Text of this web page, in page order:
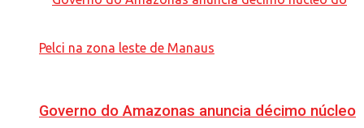
Governo do Amazonas anuncia décimo núcleo